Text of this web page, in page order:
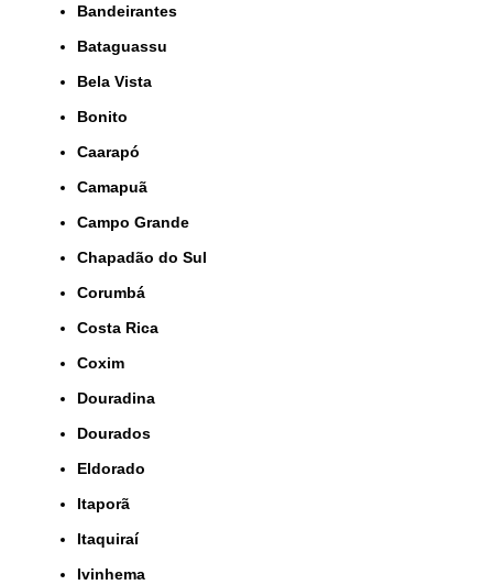
Bandeirantes
Bataguassu
Bela Vista
Bonito
Caarapó
Camapuã
Campo Grande
Chapadão do Sul
Corumbá
Costa Rica
Coxim
Douradina
Dourados
Eldorado
Itaporã
Itaquiraí
Ivinhema